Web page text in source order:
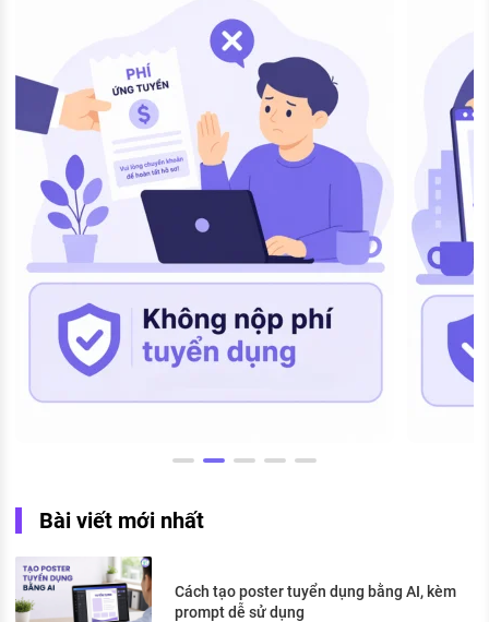
Bài viết mới nhất
Cách tạo poster tuyển dụng bằng AI, kèm
prompt dễ sử dụng